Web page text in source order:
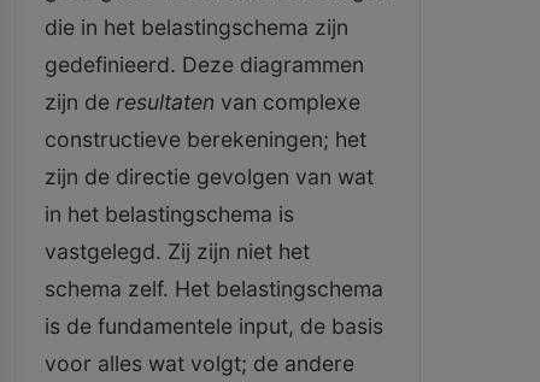
die in het belastingschema zijn
gedefinieerd. Deze diagrammen
zijn de resultaten van complexe
constructieve berekeningen; het
zijn de directie gevolgen van wat
in het belastingschema is
vastgelegd. Zij zijn niet het
schema zelf. Het belastingschema
is de fundamentele input, de basis
voor alles wat volgt; de andere